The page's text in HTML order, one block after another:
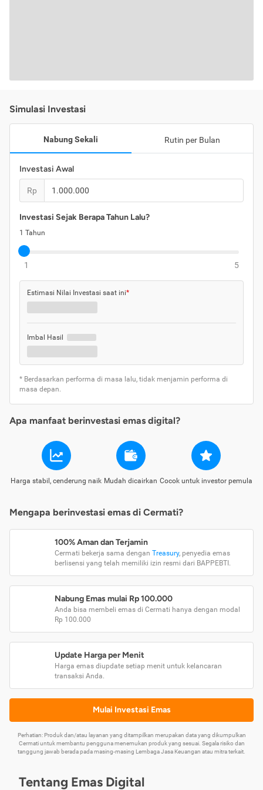
Simulasi Investasi
Nabung Sekali Rutin per Bulan
Investasi Awal
Rp
Investasi Sejak Berapa Tahun Lalu?
1 Tahun
1 5
Estimasi Nilai Investasi saat ini*
Imbal Hasil
* Berdasarkan performa di masa lalu, tidak menjamin performa di
masa depan.
Apa manfaat berinvestasi emas digital?
Harga stabil, cenderung naik Mudah dicairkan Cocok untuk investor pemula
Mengapa berinvestasi emas di Cermati?
100% Aman dan Terjamin
Cermati bekerja sama dengan Treasury, penyedia emas
berlisensi yang telah memiliki izin resmi dari BAPPEBTI.
Nabung Emas mulai Rp 100.000
Anda bisa membeli emas di Cermati hanya dengan modal
Rp 100.000
Update Harga per Menit
Harga emas diupdate setiap menit untuk kelancaran
transaksi Anda.
Mulai Investasi Emas
Perhatian: Produk dan/atau layanan yang ditampilkan merupakan data yang dikumpulkan
Cermati untuk membantu pengguna menemukan produk yang sesuai. Segala risiko dan
tanggung jawab berada pada masing-masing Lembaga Jasa Keuangan atau mitra terkait.
Tentang Emas Digital